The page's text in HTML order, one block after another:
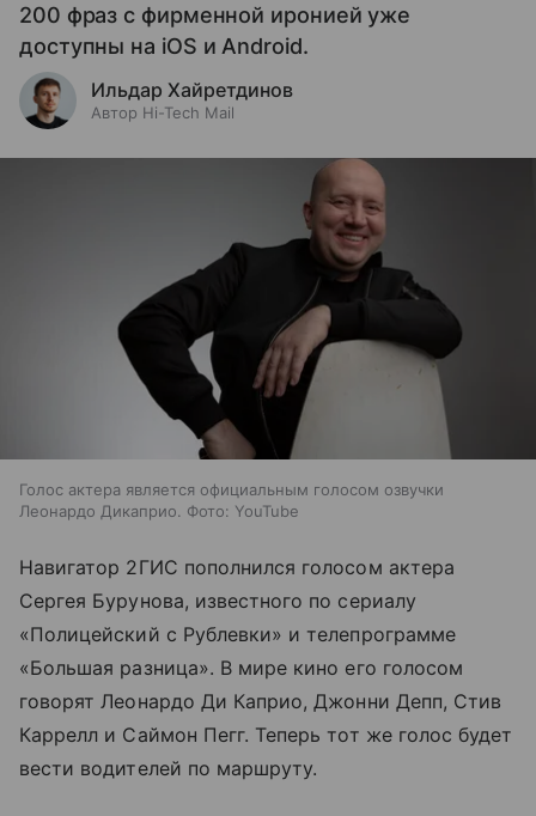
200 фраз с фирменной иронией уже
доступны на iOS и Android.
Ильдар Хайретдинов
Автор Hi-Tech Mail
Голос актера является официальным голосом озвучки
Леонардо Дикаприо. Фото: YouTube
Навигатор 2ГИС пополнился голосом актера
Сергея Бурунова, известного по сериалу
«Полицейский с Рублевки» и телепрограмме
«Большая разница». В мире кино его голосом
говорят Леонардо Ди Каприо, Джонни Депп, Стив
Каррелл и Саймон Пегг. Теперь тот же голос будет
вести водителей по маршруту.